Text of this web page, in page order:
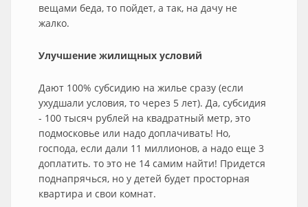
вещами беда, то пойдет, а так, на дачу не
жалко.
Улучшение жилищных условий
Дают 100% субсидию на жилье сразу (если
ухудшали условия, то через 5 лет). Да, субсидия
- 100 тысяч рублей на квадратный метр, это
подмосковье или надо доплачивать! Но,
господа, если дали 11 миллионов, а надо еще 3
доплатить. то это не 14 самим найти! Придется
поднапрячься, но у детей будет просторная
квартира и свои комнат.